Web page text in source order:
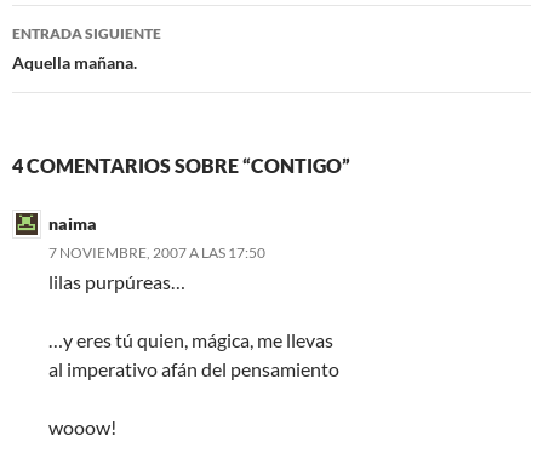
entradas
ENTRADA SIGUIENTE
Aquella mañana.
4 COMENTARIOS SOBRE “CONTIGO”
naima
7 NOVIEMBRE, 2007 A LAS 17:50
lilas purpúreas…
…y eres tú quien, mágica, me llevas
al imperativo afán del pensamiento
wooow!